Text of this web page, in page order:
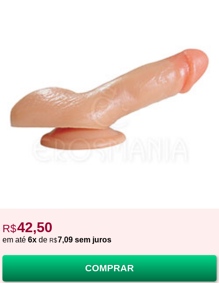
R$42,50
em até 6x de R$7,09 sem juros
COMPRAR